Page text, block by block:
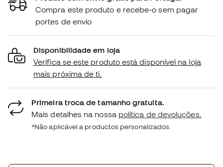
Compra este produto e recebe-o sem pagar
portes de envio
Disponibilidade em loja
Verifica se este produto está disponível na loja
mais próxima de ti.
Primeira troca de tamanho gratuita.
Mais detalhes na nossa política de devoluções.
*Não aplicável a productos personalizados.